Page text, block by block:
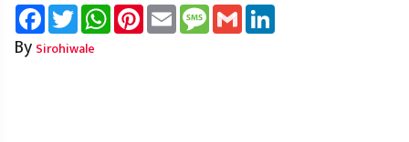
FacebookTwitterWhatsAppPinterest
Email Message
Gmail
By Sirohiwale